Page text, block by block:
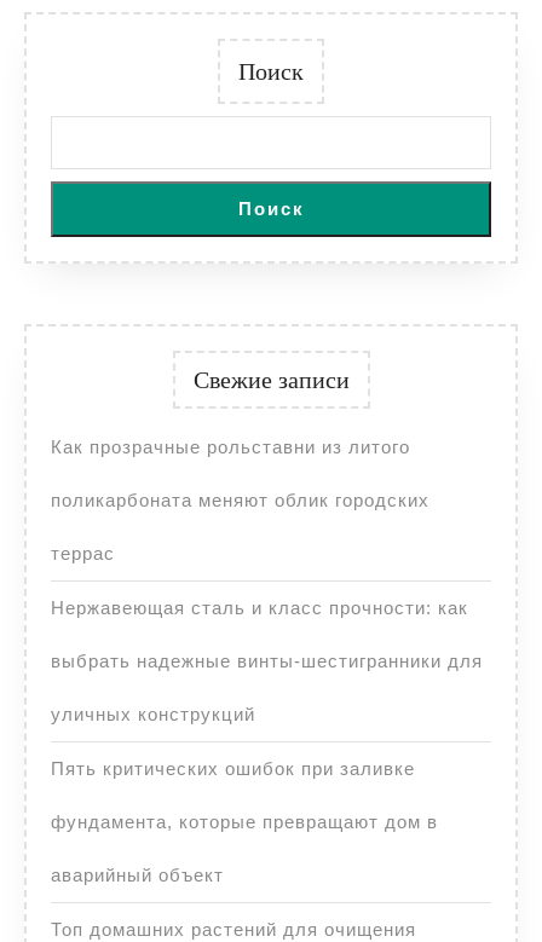
Поиск
Поиск
Свежие записи
Как прозрачные рольставни из литого
поликарбоната меняют облик городских
террас
Нержавеющая сталь и класс прочности: как
выбрать надежные винты-шестигранники для
уличных конструкций
Пять критических ошибок при заливке
фундамента, которые превращают дом в
аварийный объект
Топ домашних растений для очищения